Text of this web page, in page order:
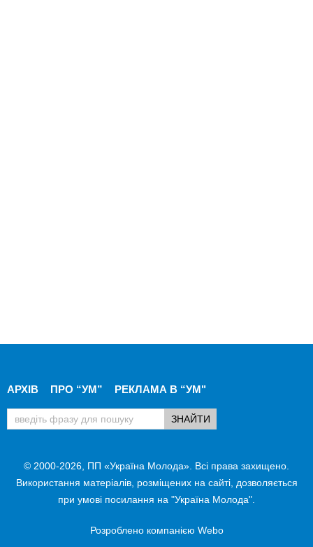
АРХІВ ПРО “УМ” РЕКЛАМА В “УМ"
© 2000-2026, ПП «Україна Молода». Всі права захищено.
Використання матеріалів, розміщених на сайті, дозволяється
при умові посилання на "Україна Молода".
Розроблено компанією Webo